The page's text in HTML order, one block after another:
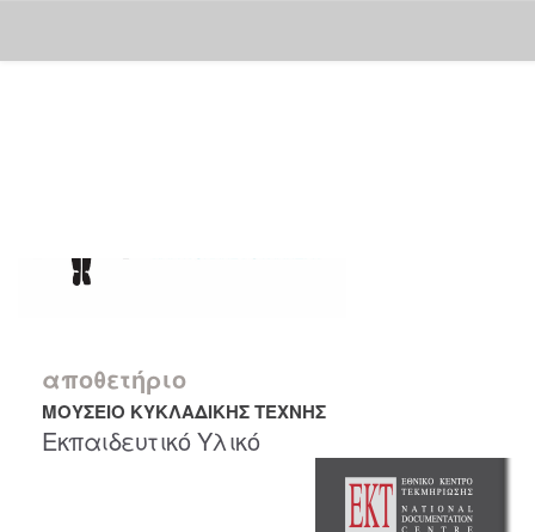
αποθετήριο
ΜΟΥΣΕΙΟ ΚΥΚΛΑΔΙΚΗΣ ΤΕΧΝΗΣ
Εκπαιδευτικό Υλικό